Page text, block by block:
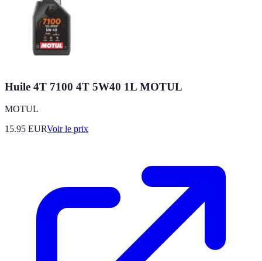
Huile 4T 7100 4T 5W40 1L MOTUL
MOTUL
15.95 EURVoir le prix